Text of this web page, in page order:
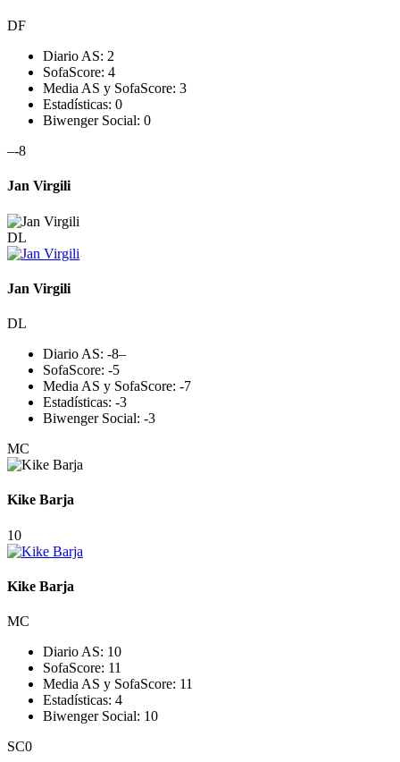
DF
Diario AS: 2
SofaScore: 4
Media AS y SofaScore: 3
Estadísticas: 0
Biwenger Social: 0
–-8
Jan Virgili
DL
Jan Virgili
DL
Diario AS: -8–
SofaScore: -5
Media AS y SofaScore: -7
Estadísticas: -3
Biwenger Social: -3
MC
Kike Barja
10
Kike Barja
MC
Diario AS: 10
SofaScore: 11
Media AS y SofaScore: 11
Estadísticas: 4
Biwenger Social: 10
SC0